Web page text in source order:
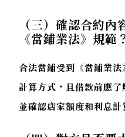
（三）確認合約
《當鋪業法》規範
合法當鋪受到《當鋪業
計算方式，且借款前應了
並確認店家額度和利息計